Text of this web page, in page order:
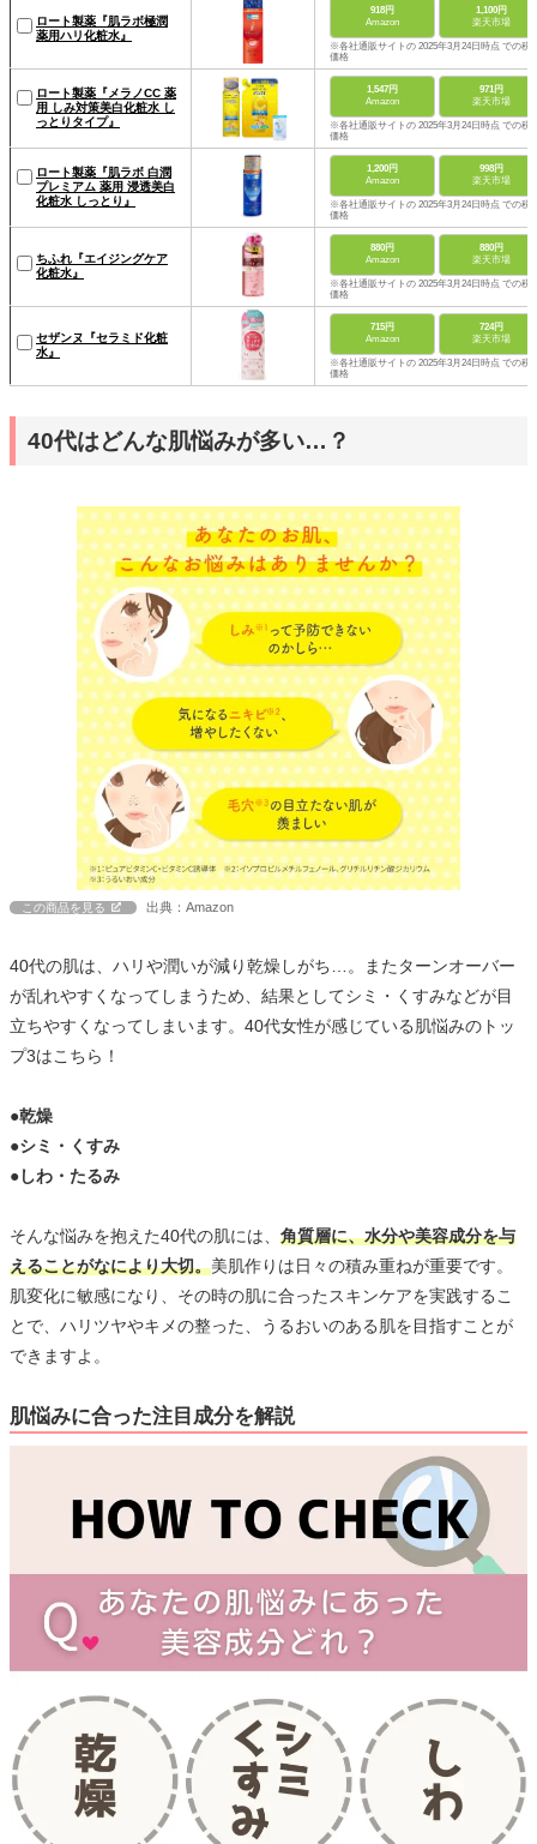
ロート製薬『肌ラボ極潤
薬用ハリ化粧水』
918円
Amazon
1,100円
楽天市場
※各社通販サイトの 2025年3月24日時点 での税
価格
ロート製薬『メラノCC 薬
用 しみ対策美白化粧水 し
っとりタイプ』
1,547円
Amazon
971円
楽天市場
※各社通販サイトの 2025年3月24日時点 での税
価格
ロート製薬『肌ラボ 白潤
プレミアム 薬用 浸透美白
化粧水 しっとり』
1,200円
Amazon
998円
楽天市場
※各社通販サイトの 2025年3月24日時点 での税
価格
ちふれ『エイジングケア
化粧水』
880円
Amazon
880円
楽天市場
※各社通販サイトの 2025年3月24日時点 での税
価格
セザンヌ『セラミド化粧
水』
715円
Amazon
724円
楽天市場
※各社通販サイトの 2025年3月24日時点 での税
価格
40代はどんな肌悩みが多い…？
この商品を見る 出典：Amazon
40代の肌は、ハリや潤いが減り乾燥しがち…。またターンオーバー
が乱れやすくなってしまうため、結果としてシミ・くすみなどが目
立ちやすくなってしまいます。40代女性が感じている肌悩みのトッ
プ3はこちら！
●乾燥
●シミ・くすみ
●しわ・たるみ
そんな悩みを抱えた40代の肌には、 角質層に、水分や美容成分を与
えることがなにより大切。美肌作りは日々の積み重ねが重要です。
肌変化に敏感になり、その時の肌に合ったスキンケアを実践するこ
とで、ハリツヤやキメの整った、うるおいのある肌を目指すことが
できますよ。
肌悩みに合った注目成分を解説